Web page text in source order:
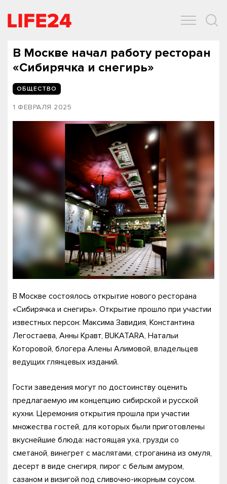
В Москве начал работу ресторан
«Сибирячка и снегирь»
ОБЩЕСТВО
1 ФЕВРАЛЯ 2025
В Москве состоялось открытие нового ресторана
«Сибирячка и снегирь». Открытие прошло при участии
известных персон: Максима Завидия, Константина
Легостаева, Анны Кравт, BUKATARA, Натальи
Которовой, блогера Алены Алимовой, владельцев
ведущих глянцевых изданий.
Гости заведения могут по достоинству оценить
предлагаемую им концепцию сибирской и русской
кухни. Церемония открытия прошла при участии
множества гостей, для которых были приготовлены
вкуснейшие блюда: настоящая уха, грузди со
сметаной, винегрет с маслятами, строганина из омуля,
десерт в виде снегиря, пирог с белым амуром,
сазаном и визигой под сливочно-икорным соусом.